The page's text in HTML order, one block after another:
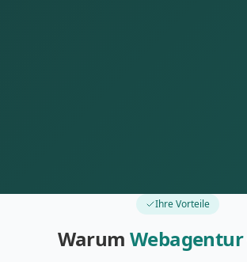
Ihre Vorteile
Warum Webagentur